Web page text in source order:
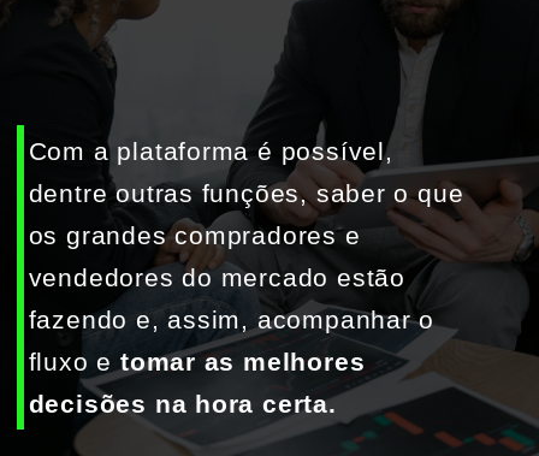
Com a plataforma é possível,
dentre outras funções, saber o que
os grandes compradores e
vendedores do mercado estão
fazendo e, assim, acompanhar o
fluxo e tomar as melhores
decisões na hora certa.